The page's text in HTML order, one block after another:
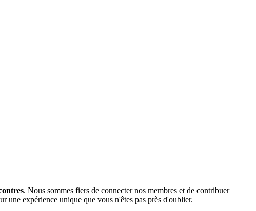
. Nous sommes fiers de connecter nos membres et de contribuer
une expérience unique que vous n'êtes pas près d'oublier.